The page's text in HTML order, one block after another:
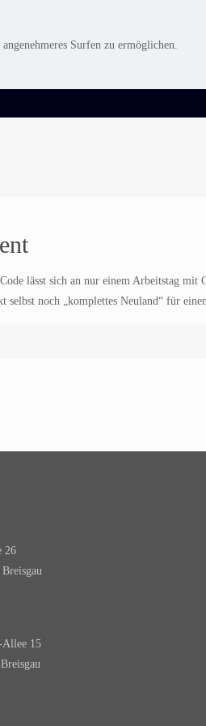
lässt sich an nur einem Arbeitstag mit
selbst noch „komplettes Neuland“ für
26
Allee 15
Surfen zu ermöglichen.